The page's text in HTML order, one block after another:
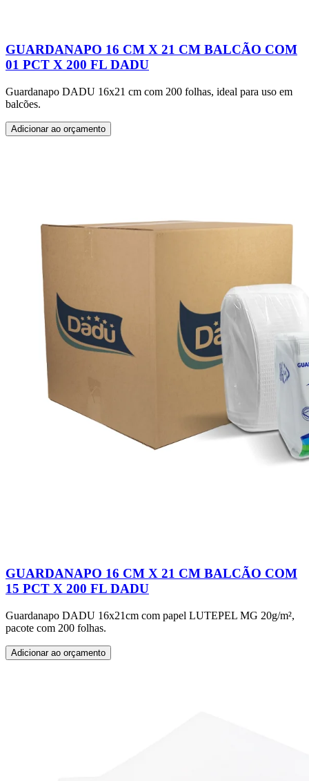
GUARDANAPO 16 CM X 21 CM BALCÃO COM
01 PCT X 200 FL DADU
Guardanapo DADU 16x21 cm com 200 folhas, ideal para uso em
balcões.
Adicionar ao orçamento
GUARDANAPO 16 CM X 21 CM BALCÃO COM
15 PCT X 200 FL DADU
Guardanapo DADU 16x21cm com papel LUTEPEL MG 20g/m²,
pacote com 200 folhas.
Adicionar ao orçamento